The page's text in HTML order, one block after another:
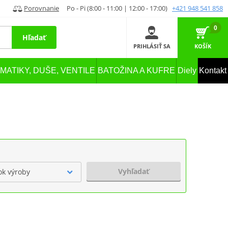
Porovnanie Po - Pi (8:00 - 11:00 | 12:00 - 17:00) +421 948 541 858
Hľadať
PRIHLÁSIŤ SA
0
KOŠÍK
DUŠE, VENTILE BATOŽINA A KUFRE Diely Kontakt
výroby Vyhľadať